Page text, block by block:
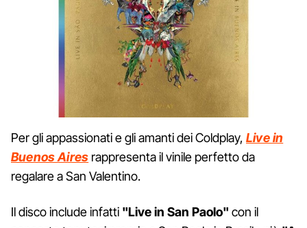
Per gli appassionati e gli amanti dei Coldplay, Live in
Buenos Aires rappresenta il vinile perfetto da
regalare a San Valentino.
Il disco include infatti "Live in San Paolo" con il